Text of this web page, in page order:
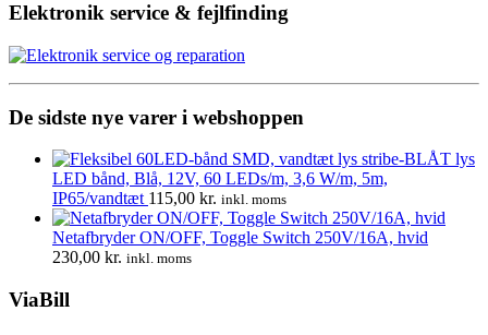
Elektronik service & fejlfinding
De sidste nye varer i webshoppen
LED bånd, Blå, 12V, 60 LEDs/m, 3,6 W/m, 5m,
IP65/vandtæt 115,00 kr. inkl. moms
Netafbryder ON/OFF, Toggle Switch 250V/16A, hvid
230,00 kr. inkl. moms
ViaBill